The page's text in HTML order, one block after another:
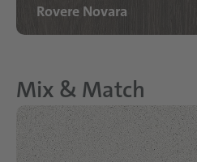
Rovere Novara
Mix & Match